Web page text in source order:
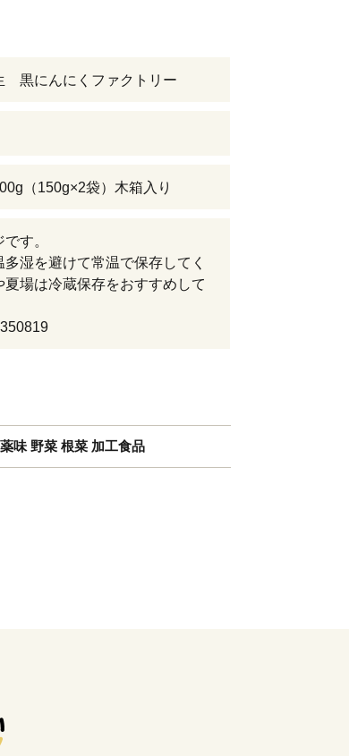
黒にんにくファクトリー
（150g×2袋）木箱入り
す。
湿を避けて常温で保存してく
夏場は冷蔵保存をおすすめして
味 野菜 根菜 加工食品